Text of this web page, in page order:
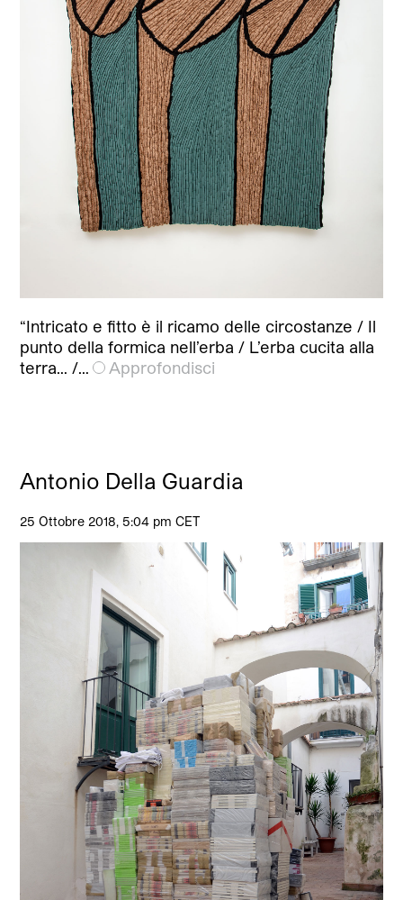
“Intricato e fitto è il ricamo delle circostanze / Il
punto della formica nell’erba / L’erba cucita alla
terra… /…
Approfondisci
Antonio Della Guardia
25 Ottobre 2018, 5:04 pm CET